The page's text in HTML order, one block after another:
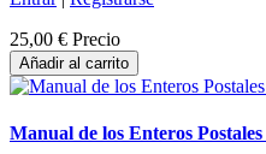
25,00 € Precio
Añadir al carrito
Manual de los Enteros